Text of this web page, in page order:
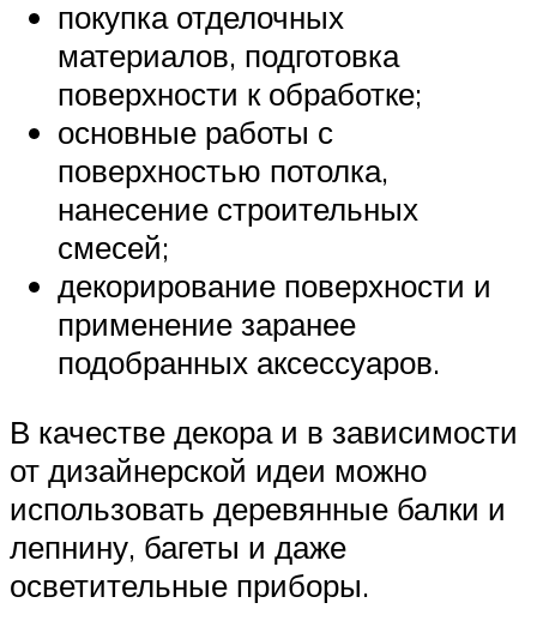
покупка отделочных
материалов, подготовка
поверхности к обработке;
основные работы с
поверхностью потолка,
нанесение строительных
смесей;
декорирование поверхности и
применение заранее
подобранных аксессуаров.
В качестве декора и в зависимости
от дизайнерской идеи можно
использовать деревянные балки и
лепнину, багеты и даже
осветительные приборы.